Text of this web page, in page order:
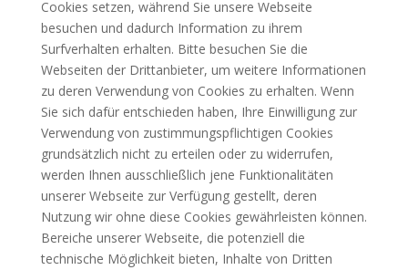
Cookies setzen, während Sie unsere Webseite
besuchen und dadurch Information zu ihrem
Surfverhalten erhalten. Bitte besuchen Sie die
Webseiten der Drittanbieter, um weitere Informationen
zu deren Verwendung von Cookies zu erhalten. Wenn
Sie sich dafür entschieden haben, Ihre Einwilligung zur
Verwendung von zustimmungspflichtigen Cookies
grundsätzlich nicht zu erteilen oder zu widerrufen,
werden Ihnen ausschließlich jene Funktionalitäten
unserer Webseite zur Verfügung gestellt, deren
Nutzung wir ohne diese Cookies gewährleisten können.
Bereiche unserer Webseite, die potenziell die
technische Möglichkeit bieten, Inhalte von Dritten